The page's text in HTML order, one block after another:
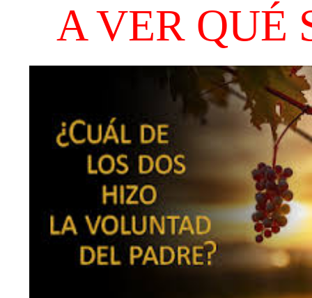
A VER QUÉ